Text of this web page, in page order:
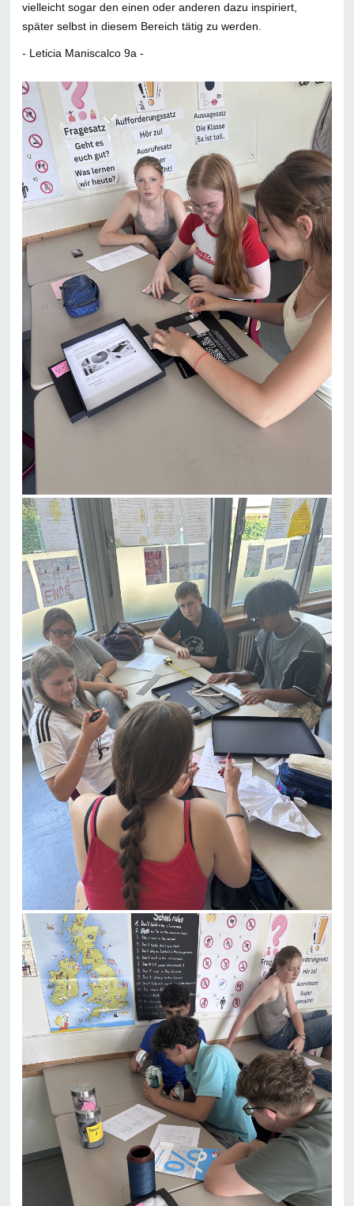
vielleicht sogar den einen oder anderen dazu inspiriert,
später selbst in diesem Bereich tätig zu werden.
- Leticia Maniscalco 9a -